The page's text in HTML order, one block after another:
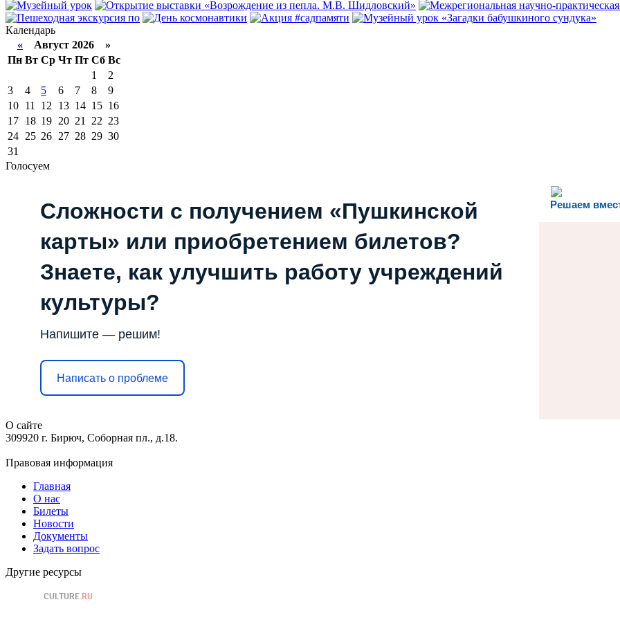
Календарь
« Август 2026 »
Пн Вт Ср Чт Пт Сб Вс
1
2
3
4 5 6 7 8
9
10 11 12 13 14 15 16
17 18 19 20 21 22 23
24 25 26 27 28 29 30
31
Голосуем
Решаем
Сложности с получением «Пушкинской
карты» или приобретением билетов?
Знаете, как улучшить работу учреждений
культуры?
Напишите — решим!
Написать о проблеме
О сайте
309920 г. Бирюч, Соборная пл., д.18.
Правовая информация
Главная
О нас
Билеты
Новости
Документы
Задать вопрос
Другие ресурсы